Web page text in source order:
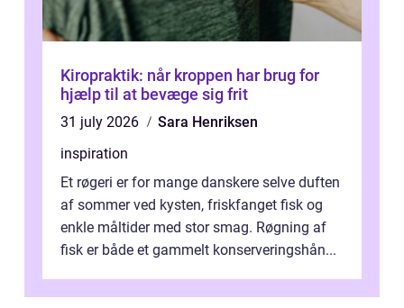
Kiropraktik: når kroppen har brug for
hjælp til at bevæge sig frit
31 july 2026
Sara Henriksen
inspiration
Et røgeri er for mange danskere selve duften
af sommer ved kysten, friskfanget fisk og
enkle måltider med stor smag. Røgning af
fisk er både et gammelt konserveringshån...